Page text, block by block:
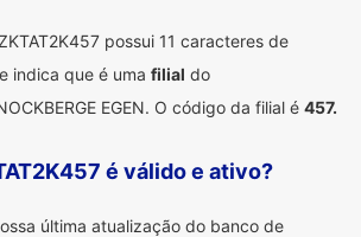
possui 11 caracteres de
indica que é uma filial do
EGEN. O código da filial é 457.
é válido e ativo?
última atualização do banco de